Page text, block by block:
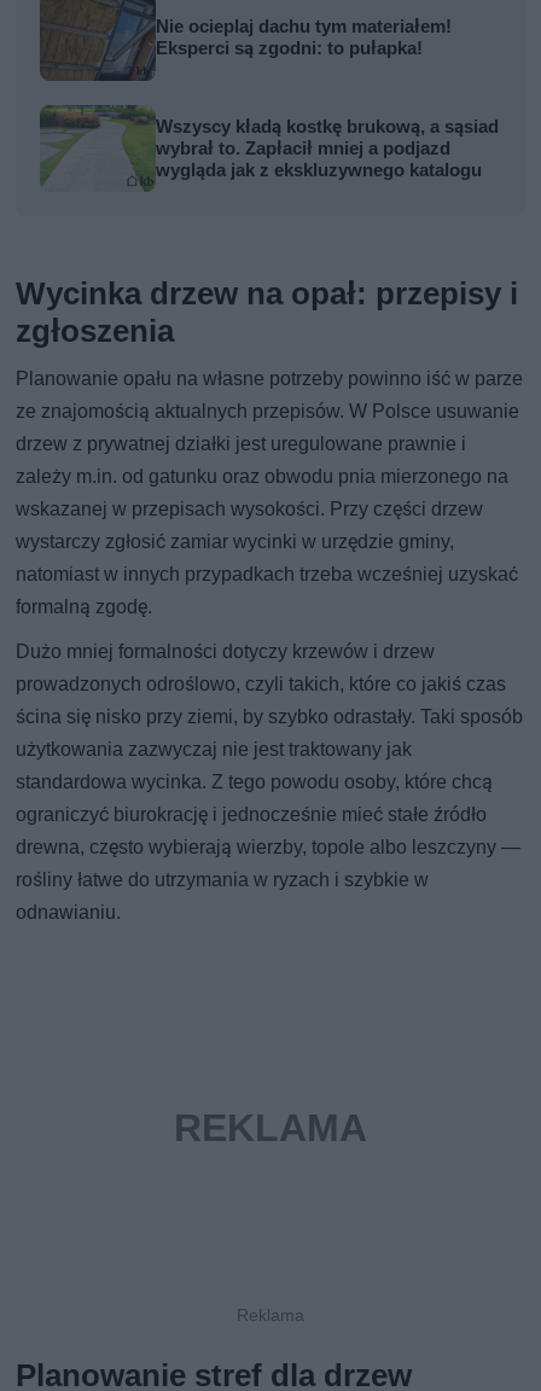
Nie ocieplaj dachu tym materiałem!
Eksperci są zgodni: to pułapka!
Wszyscy kładą kostkę brukową, a sąsiad
wybrał to. Zapłacił mniej a podjazd
wygląda jak z ekskluzywnego katalogu
Wycinka drzew na opał: przepisy i
zgłoszenia
Planowanie opału na własne potrzeby powinno iść w parze
ze znajomością aktualnych przepisów. W Polsce usuwanie
drzew z prywatnej działki jest uregulowane prawnie i
zależy m.in. od gatunku oraz obwodu pnia mierzonego na
wskazanej w przepisach wysokości. Przy części drzew
wystarczy zgłosić zamiar wycinki w urzędzie gminy,
natomiast w innych przypadkach trzeba wcześniej uzyskać
formalną zgodę.
Dużo mniej formalności dotyczy krzewów i drzew
prowadzonych odroślowo, czyli takich, które co jakiś czas
ścina się nisko przy ziemi, by szybko odrastały. Taki sposób
użytkowania zazwyczaj nie jest traktowany jak
standardowa wycinka. Z tego powodu osoby, które chcą
ograniczyć biurokrację i jednocześnie mieć stałe źródło
drewna, często wybierają wierzby, topole albo leszczyny —
rośliny łatwe do utrzymania w ryzach i szybkie w
odnawianiu.
Planowanie stref dla drzew